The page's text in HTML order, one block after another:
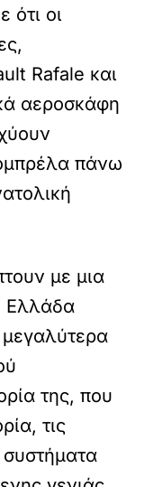
ότι οι
Rafale και
αεροσκάφη
πάνω
με μια
Ελλάδα
της, που
τις
συστήματα